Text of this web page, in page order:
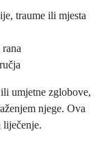
traume ili mjesta
umjetne zglobove,
njege. Ova